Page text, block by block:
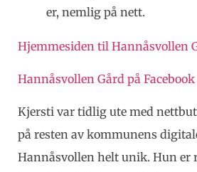
er, nemlig på nett.
Hjemmesiden til Hannåsvollen
Hannåsvollen Gård på Facebook
Kjersti var tidlig ute med
på resten av kommunens
Hannåsvollen helt unik. Hun er